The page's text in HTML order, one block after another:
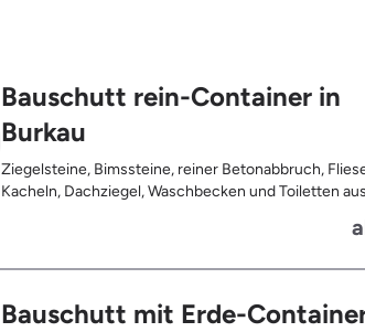
Bauschutt rein-Container in
Burkau
Ziegelsteine, Bimssteine, reiner Betonabbruch,
Kacheln, Dachziegel, Waschbecken und Toiletten
Bauschutt mit Erde-